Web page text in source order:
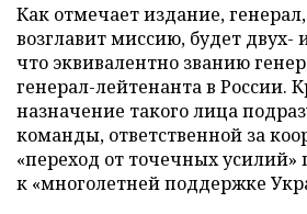
Как отмечает издание,
возглавит миссию, будет двух-
что эквивалентно званию
генерал-лейтенанта в России.
назначение такого лица
команды, ответственной за
«переход от точечных
к «многолетней поддержке